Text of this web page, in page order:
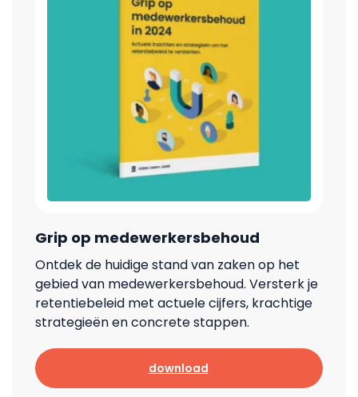
Grip op medewerkersbehoud
Ontdek de huidige stand van zaken op het
gebied van medewerkersbehoud. Versterk je
retentiebeleid met actuele cijfers, krachtige
strategieën en concrete stappen.
download